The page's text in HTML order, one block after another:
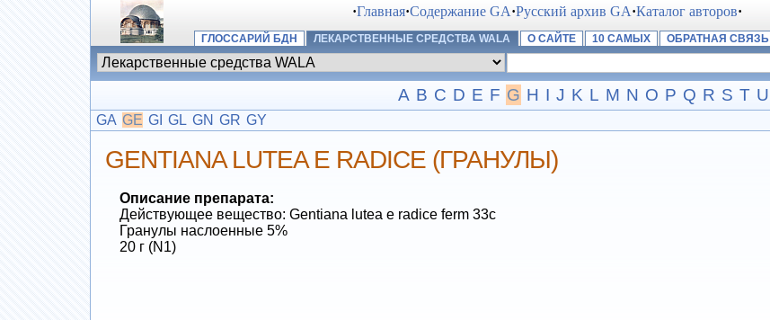
·Главная·Содержание GA·Русский архив GA·Каталог авторов·
ГЛОССАРИЙ БДН
ЛЕКАРСТВЕННЫЕ СРЕДСТВА WALA О САЙТЕ 10 САМЫХ ОБРАТНАЯ СВЯЗЬ
A B C D E F G H I J K L M N O P Q R S T U
GA GE GI GL GN GR GY
GENTIANA LUTEA E RADICE (ГРАНУЛЫ)
Описание препарата:
Действующее вещество: Gentiana lutea e radice ferm 33c
Гранулы наслоенные 5%
20 г (N1)